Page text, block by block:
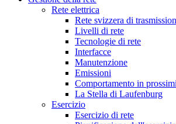
Rete elettrica
Rete svizzera di
Livelli di rete
Tecnologie di rete
Interfacce
Manutenzione
Emissioni
Comportamento in
La Stella di Laufenburg
Esercizio
Esercizio di rete